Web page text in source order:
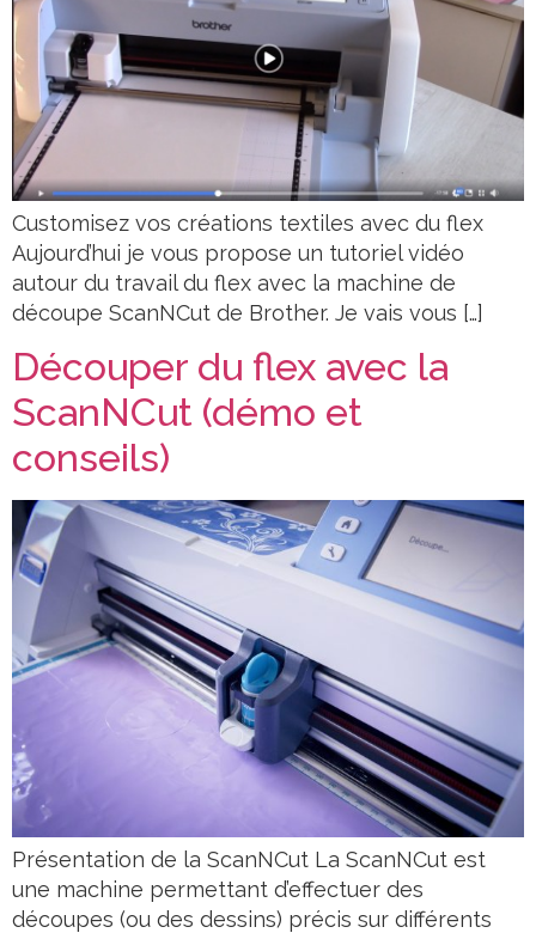
Customisez vos créations textiles avec du flex
Aujourd’hui je vous propose un tutoriel vidéo
autour du travail du flex avec la machine de
découpe ScanNCut de Brother. Je vais vous […]
Découper du flex avec la
ScanNCut (démo et
conseils)
Présentation de la ScanNCut La ScanNCut est
une machine permettant d’effectuer des
découpes (ou des dessins) précis sur différents